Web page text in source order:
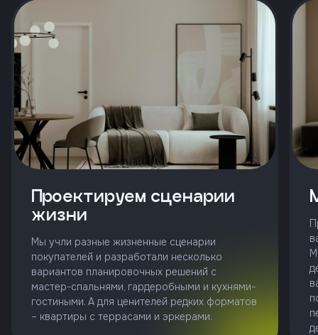
Проектируем сценарии
жизни
Мы учли разные жизненные сценарии
покупателей и разработали несколько
вариантов планировочных решений с
мастер-спальнями, гардеробными и кухнями-
гостиными. А для ценителей редких форматов
– квартиры с террасами и эркерами.
условиями
политики
конфиденциальности
(343)
71-10
звонок